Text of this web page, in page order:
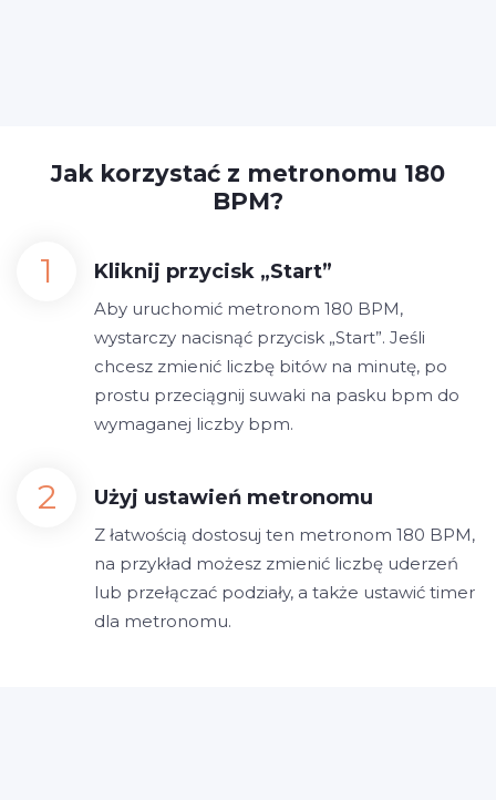
Jak korzystać z metronomu 180
BPM?
Kliknij przycisk „Start”
Aby uruchomić metronom 180 BPM,
wystarczy nacisnąć przycisk „Start”. Jeśli
chcesz zmienić liczbę bitów na minutę, po
prostu przeciągnij suwaki na pasku bpm do
wymaganej liczby bpm.
Użyj ustawień metronomu
Z łatwością dostosuj ten metronom 180 BPM,
na przykład możesz zmienić liczbę uderzeń
lub przełączać podziały, a także ustawić timer
dla metronomu.